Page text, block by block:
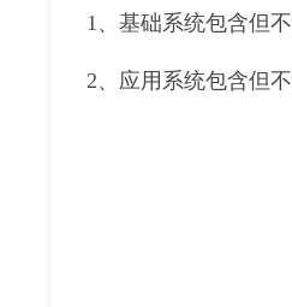
1、基础系统包含但
2、应用系统包含但